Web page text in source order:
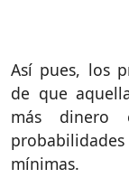
Así pues, los
de que
más dinero
mínimas.